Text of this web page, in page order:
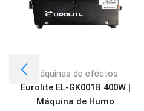
Máquinas de eféctos
Eurolite EL-GK001B 400W |
Máquina de Humo